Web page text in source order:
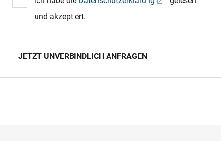
und akzeptiert.
JETZT UNVERBINDLICH ANFRAGEN